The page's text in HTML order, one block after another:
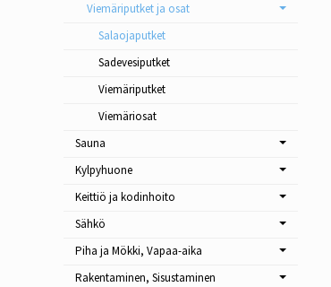
Viemäriputket ja osat
Salaojaputket
Sadevesiputket
Viemäriputket
Viemäriosat
Sauna
Kylpyhuone
Keittiö ja kodinhoito
Sähkö
Piha ja Mökki, Vapaa-aika
Rakentaminen, Sisustaminen